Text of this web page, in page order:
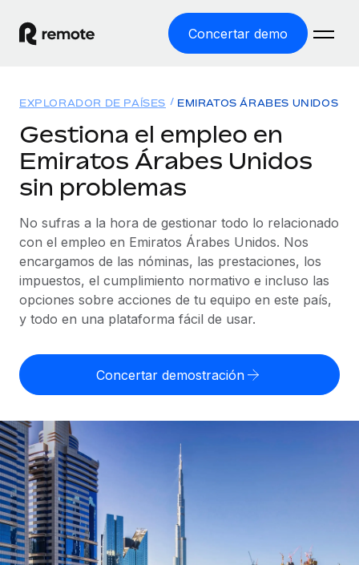
Concertar demo
EMPLEO GLOBAL
Nómina global
legalidad.
Employer of Record
Expándete en todo el mundo sin gastar en entidades.
Contractor of Record
cumpliendo la normativa.
Contractor Management
PEO
Externaliza tareas laborales complejas.
INFRAESTRUCTURA
Conexión Remote
Integra los RR. HH. en tus flujos de trabajo sin
Soluciones
COBERTURA MUNDIAL
Explorador de países
Consulta el soporte del empleo global según el país.
Explorador estatal de EE. UU.
Simplifica la contratación en todos los estados de EE.
UU.
Comparador de Remote
Compáranos con otras empresas.
ETAPAS DE CRECIMIENTO
Startups
Soluciones ágiles de RR. HH. globales y nóminas para
empresas en crecimiento.
Mediana empresa
Amplía tu equipo con soluciones de RR. HH.
personalizadas.
Recursos
HERRAMIENTAS Y CALCULADORAS
Calculadora del riesgo de clasificación errónea
Consulta el riesgo de clasificación errónea por país.
Calculadora del coste por empleado
cualquier país.
autónomos globales.
APRENDIZAJE CON REMOTE
Guías y recursos
Casos prácticos
Precios
Español
English
Nederlands
Français
Deutsch
Español
Italiano
Iniciar sesión
EXPLORADOR DE PAÍSES EMIRATOS ÁRABES UNIDOS
Gestiona el empleo en
Emiratos Árabes Unidos
sin problemas
No sufras a la hora de gestionar todo lo relacionado
con el empleo en Emiratos Árabes Unidos. Nos
encargamos de las nóminas, las prestaciones, los
impuestos, el cumplimiento normativo e incluso las
opciones sobre acciones de tu equipo en este país,
y todo en una plataforma fácil de usar.
Concertar demostración